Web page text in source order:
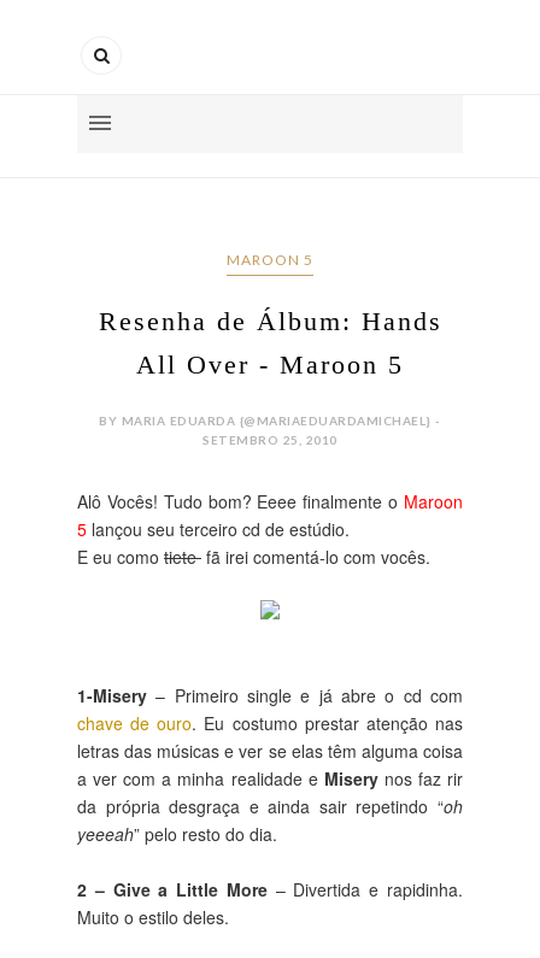
MAROON 5
Resenha de Álbum: Hands
All Over - Maroon 5
BY MARIA EDUARDA {@MARIAEDUARDAMICHAEL} -
SETEMBRO 25, 2010
Alô Vocês! Tudo bom? Eeee finalmente o Maroon
5 lançou seu terceiro cd de estúdio.
E eu como tiete fã irei comentá-lo com vocês.
1-Misery – Primeiro single e já abre o cd com
chave de ouro. Eu costumo prestar atenção nas
letras das músicas e ver se elas têm alguma coisa
a ver com a minha realidade e Miserynos faz rir
da própria desgraça e ainda sair repetindo “oh
yeeeah” pelo resto do dia.
2 – Give a Little More – Divertida e rapidinha.
Muito o estilo deles.